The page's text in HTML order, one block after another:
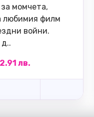
момчета,
любимия филм
войни.
лв.